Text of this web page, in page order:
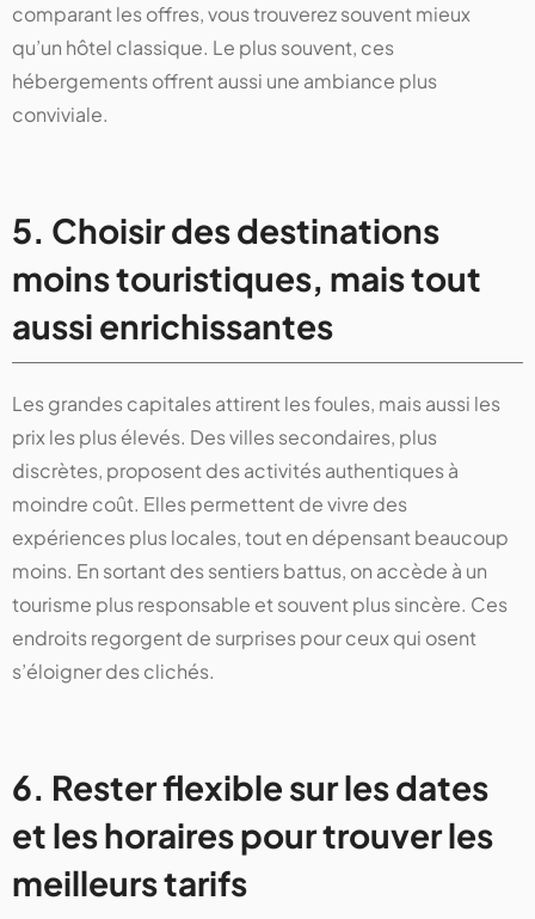
comparant les offres, vous trouverez souvent mieux
qu’un hôtel classique. Le plus souvent, ces
hébergements offrent aussi une ambiance plus
conviviale.
5. Choisir des destinations
moins touristiques, mais tout
aussi enrichissantes
Les grandes capitales attirent les foules, mais aussi les
prix les plus élevés. Des villes secondaires, plus
discrètes, proposent des activités authentiques à
moindre coût. Elles permettent de vivre des
expériences plus locales, tout en dépensant beaucoup
moins. En sortant des sentiers battus, on accède à un
tourisme plus responsable et souvent plus sincère. Ces
endroits regorgent de surprises pour ceux qui osent
s’éloigner des clichés.
6. Rester flexible sur les dates
et les horaires pour trouver les
meilleurs tarifs